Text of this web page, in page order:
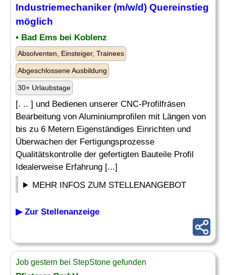
Industriemechaniker (m/w/d) Quereinstieg
möglich
• Bad Ems bei Koblenz
Absolventen, Einsteiger, Trainees
Abgeschlossene Ausbildung
30+ Urlaubstage
[. .. ] und Bedienen unserer CNC-Profilfräsen
Bearbeitung von Aluminiumprofilen mit Längen von
bis zu 6 Metern Eigenständiges Einrichten und
Überwachen der Fertigungsprozesse
Qualitätskontrolle der gefertigten Bauteile Profil
Idealerweise Erfahrung [...]
MEHR INFOS ZUM STELLENANGEBOT
▶ Zur Stellenanzeige
Job gestern bei StepStone gefunden